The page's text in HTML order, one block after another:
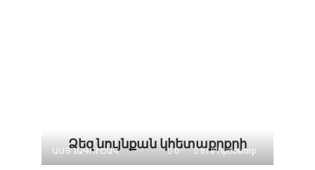
Ձեզ նույնքան կհետաքրքրի
ԱՍՏՂԱԳՈՒՇԱԿ 0 818 Просмотр